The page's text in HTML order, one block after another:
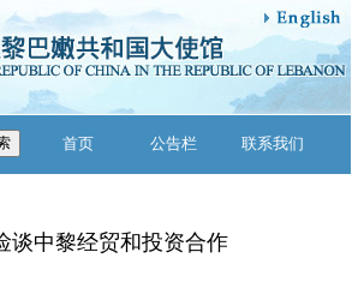
首页 公告栏 联系我们
谈中黎经贸和投资合作